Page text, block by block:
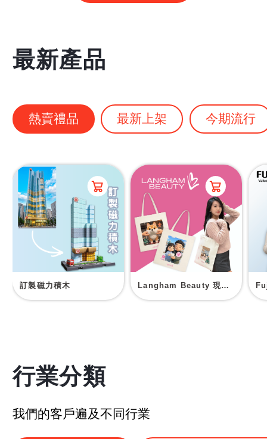
最新產品
熱賣禮品 最新上架 今期流行
訂製磁力積木 Langham Beauty 現場印刷帆布袋
行業分類
我們的客戶遍及不同行業